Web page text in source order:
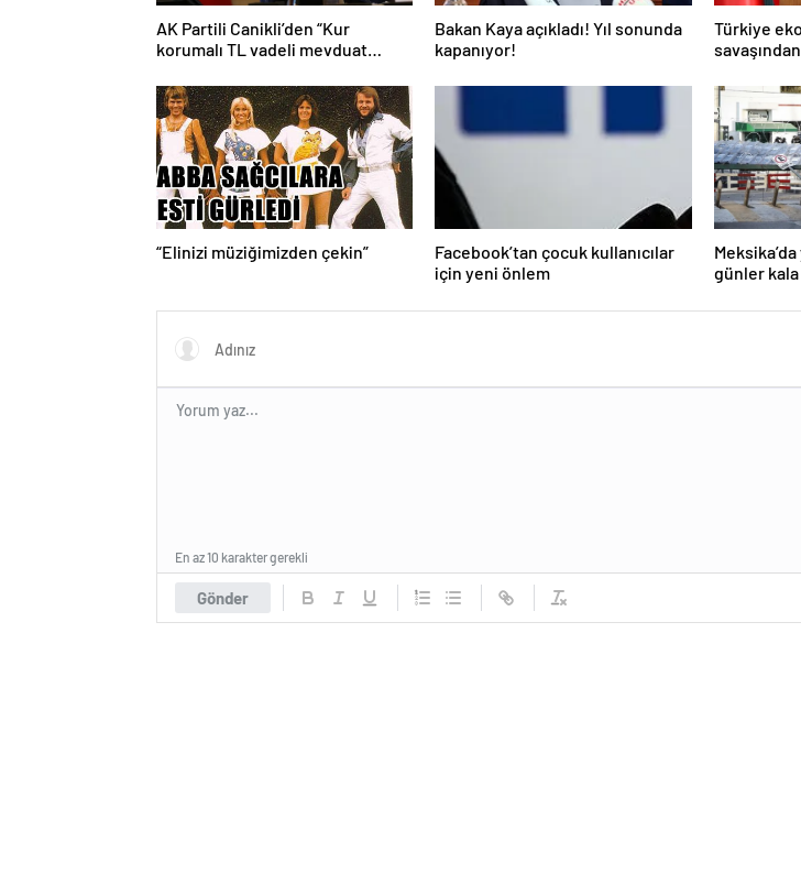
AK Partili Canikli’den “Kur
korumalı TL vadeli mevduat
Bakan Kaya açıkladı! Yıl sonunda
kapanıyor!
Türkiye
“Elinizi müziğimizden çekin”
Facebook’tan çocuk kullanıcılar
için yeni önlem
günler kala
Gönder
En az 10 karakter gerekli